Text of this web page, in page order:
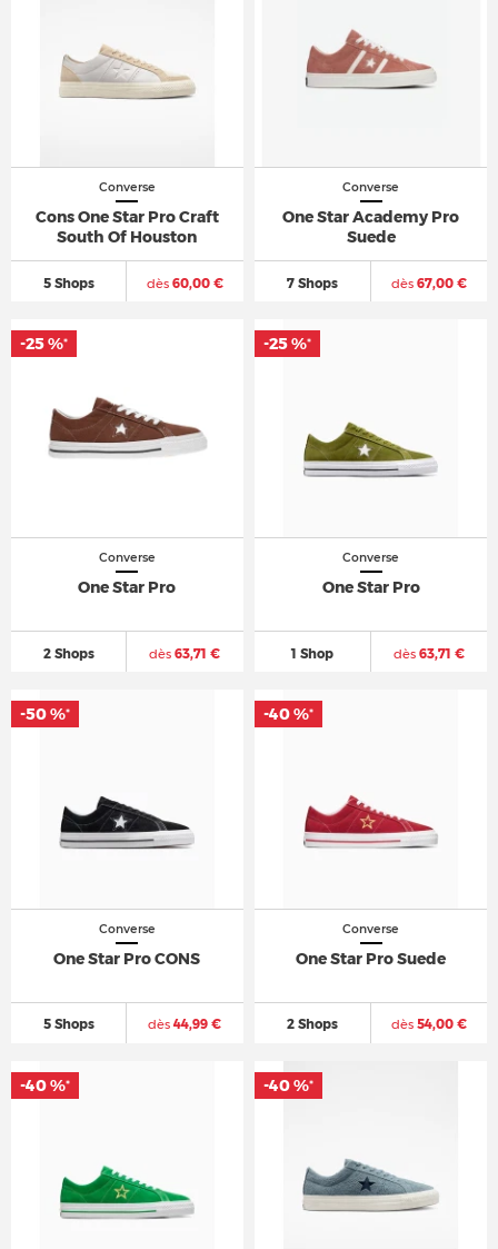
Converse
Cons One Star Pro Craft
South Of Houston
5 Shops dès60,00 €
Converse
One Star Academy Pro
Suede
7 Shops dès67,00 €
Converse
One Star Pro
2 Shops dès 63,71 €
-25 %*
Converse
One Star Pro
1 Shop dès63,71 €
-25 %*
Converse
One Star Pro CONS
5 Shops dès 44,99 €
-50 %*
Converse
One Star Pro Suede
2 Shops dès54,00 €
-40 %*
-40 %* -40 %*